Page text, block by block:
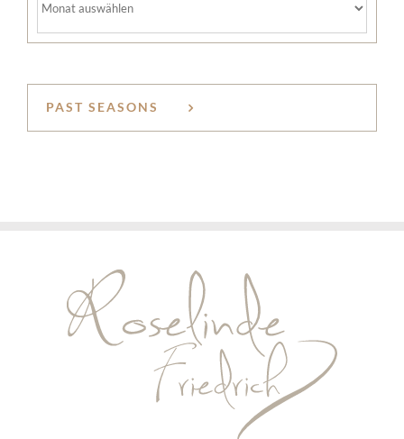
PAST SEASONS